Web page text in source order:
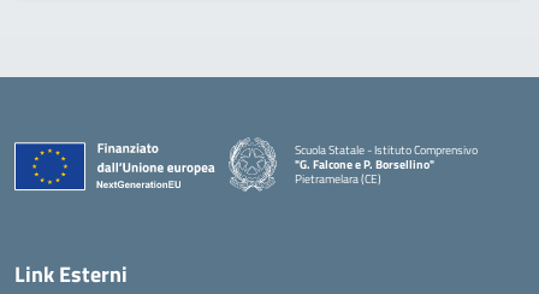
Scuola Statale - Istituto Comprensivo
"G. Falcone e P. Borsellino"
Pietramelara (CE)
Link Esterni